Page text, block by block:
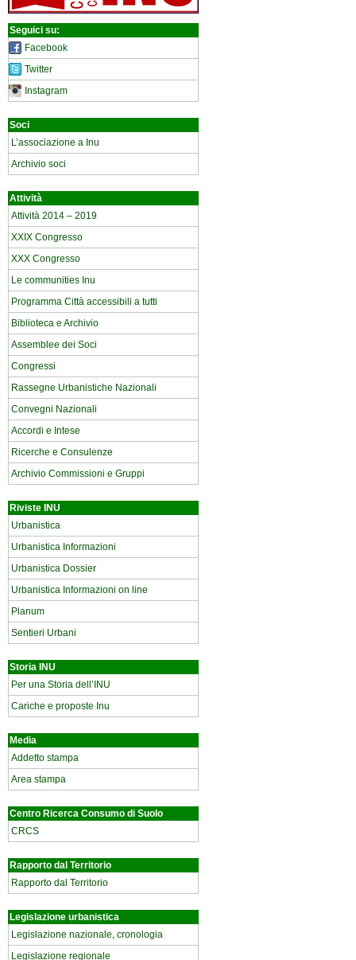
Seguici su:
Facebook
Twitter
Instagram
Soci
L’associazione a Inu
Archivio soci
Attività
Attività 2014 – 2019
XXIX Congresso
XXX Congresso
Le communities Inu
Programma Città accessibili a tutti
Biblioteca e Archivio
Assemblee dei Soci
Congressi
Rassegne Urbanistiche Nazionali
Convegni Nazionali
Accordi e Intese
Ricerche e Consulenze
Archivio Commissioni e Gruppi
Riviste INU
Urbanistica
Urbanistica Informazioni
Urbanistica Dossier
Urbanistica Informazioni on line
Planum
Sentieri Urbani
Storia INU
Per una Storia dell’INU
Cariche e proposte Inu
Media
Addetto stampa
Area stampa
Centro Ricerca Consumo di Suolo
CRCS
Rapporto dal Territorio
Rapporto dal Territorio
Legislazione urbanistica
Legislazione nazionale, cronologia
Legislazione regionale